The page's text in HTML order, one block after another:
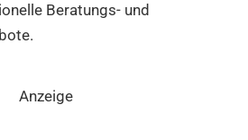
Beratungs- und
Anzeige